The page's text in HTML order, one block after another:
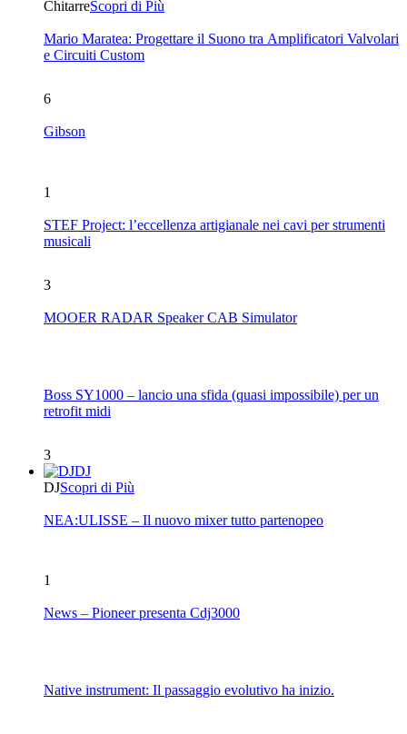
ChitarreScopri di Più
Mario Maratea: Progettare il Suono tra Amplificatori Valvolari
e Circuiti Custom
6
Gibson
1
STEF Project: l’eccellenza artigianale nei cavi per strumenti
musicali
3
MOOER RADAR Speaker CAB Simulator
Boss SY1000 – lancio una sfida (quasi impossibile) per un
retrofit midi
3
DJ
DJScopri di Più
NEA:ULISSE – Il nuovo mixer tutto partenopeo
1
News – Pioneer presenta Cdj3000
Native instrument: Il passaggio evolutivo ha inizio.